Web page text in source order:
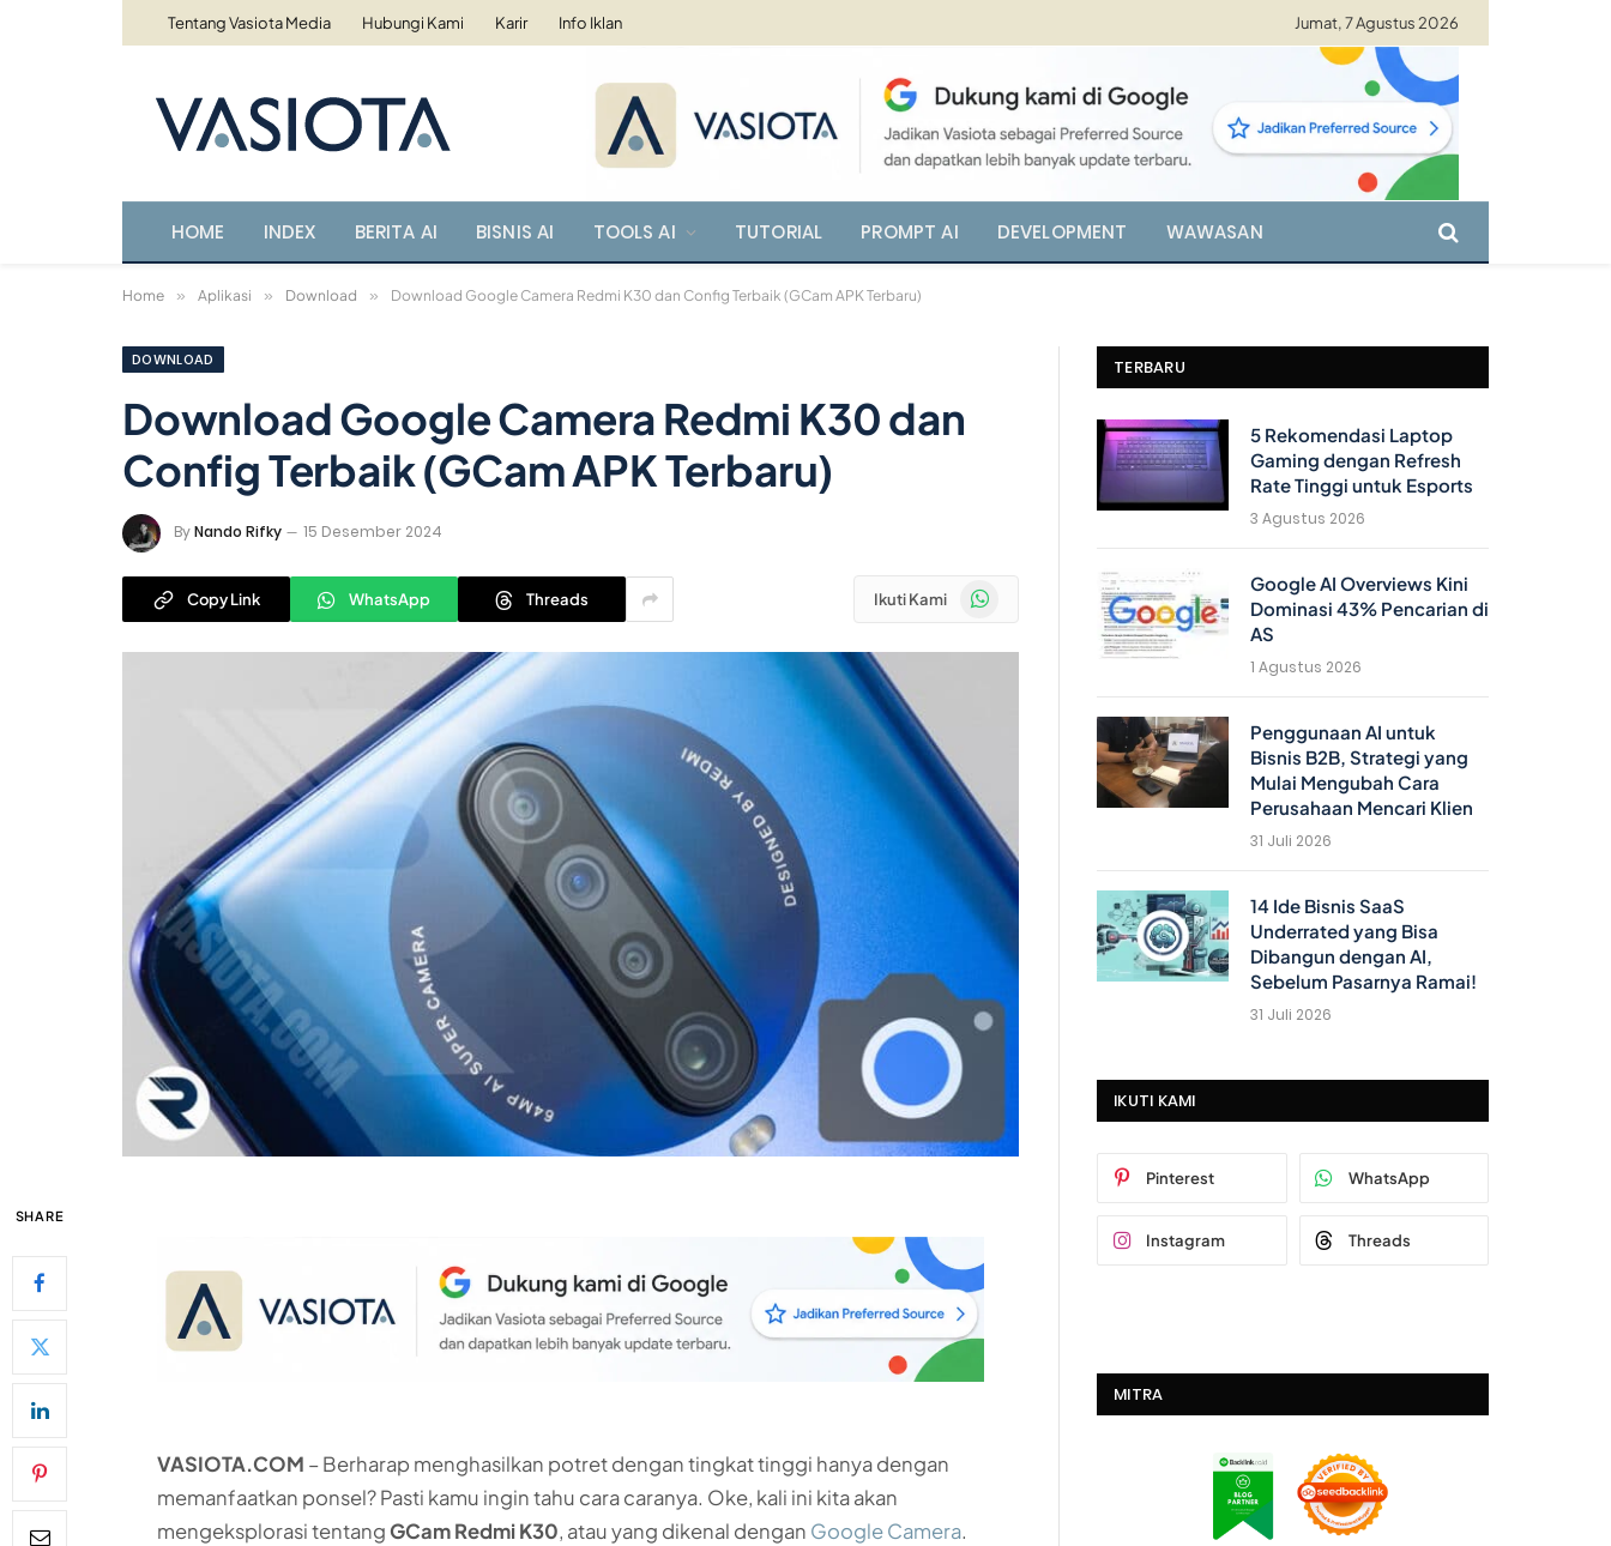
Tentang Vasiota Media Hubungi Kami Karir Info Iklan Jumat, 7 Agustus 2026
HOME INDEX BERITA AI BISNIS AI TOOLS AI TUTORIAL PROMPT AI DEVELOPMENT WAWASAN
Home » Aplikasi » Download » Download Google Camera Redmi K30 dan Config Terbaik (GCam APK Terbaru)
DOWNLOAD
Download Google Camera Redmi K30 dan
Config Terbaik (GCam APK Terbaru)
ByNando Rifky 15 Desember 2024
Copy Link WhatsApp Threads Ikuti Kami WhatsApp
SHARE
VASIOTA.COM – Berharap menghasilkan potret dengan tingkat tinggi hanya dengan
memanfaatkan ponsel? Pasti kamu ingin tahu cara caranya. Oke, kali ini kita akan
mengeksplorasi tentangGCam Redmi K30, atau yang dikenal dengan Google Camera.
TERBARU
5 Rekomendasi Laptop
Gaming dengan Refresh
Rate Tinggi untuk Esports
3 Agustus 2026
Google AI Overviews Kini
Dominasi 43% Pencarian di
AS
1 Agustus 2026
Penggunaan AI untuk
Bisnis B2B, Strategi yang
Mulai Mengubah Cara
Perusahaan Mencari Klien
31 Juli 2026
14 Ide Bisnis SaaS
Underrated yang Bisa
Dibangun dengan AI,
Sebelum Pasarnya Ramai!
31 Juli 2026
IKUTI KAMI
Pinterest WhatsApp
Instagram Threads
MITRA